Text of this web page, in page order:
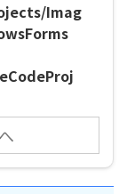
Imag